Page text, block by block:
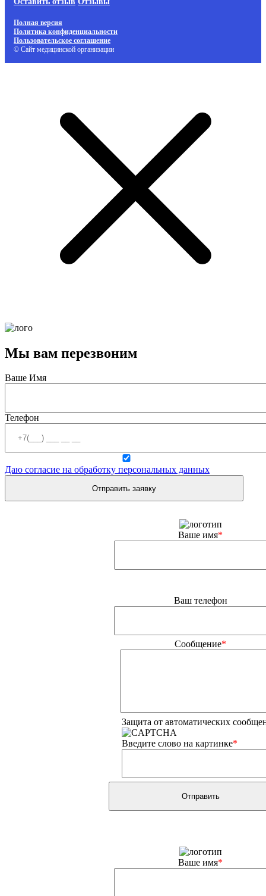
Полная версия
Политика конфиденциальности
Пользовательское соглашение
© Сайт медицинской организации
Мы вам перезвоним
Ваше Имя
Телефон
Даю согласие на обработку персональных данных
Ваше имя*
Ваш телефон
Сообщение*
Защита от автоматических
Введите слово на картинке*
Ваше имя*